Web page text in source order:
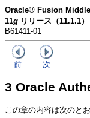
Oracle® Fusion
11g リリース（11.1.1）
B61411-01
前 次
3 Oracle
この章の内容は次のとお